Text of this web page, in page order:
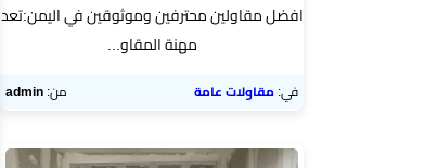
افضل مقاولين محترفين وموثوقين في اليمن:تعد
مهنة المقاو...
في:مقاولات عامة من:admin